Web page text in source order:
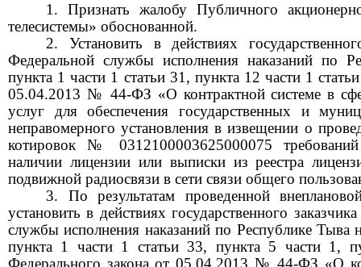
1. Признать жалобу Публичного
телесистемы» обоснованной.
2. Установить в действиях
Федеральной службы исполнения наказаний по
пункта 1 части 1 статьи 31 , пункта 12 части 1
05.04.2013 № 44-ФЗ «О контрактной системе в
услуг для обеспечения государственных и
неправомерного установления в извещении о
котировок № 0312100003625000075
наличии лицензии или выписки из реестра
подвижной радиосвязи в сети связи общего
3. По результатам проведенной
установить в действиях государственного
службы исполнения наказаний по Республике Тыва
пункта 1 части 1 статьи 33, пункта 5 части 1,
Федерального закона от 05.04.2013 № 44-ФЗ «О